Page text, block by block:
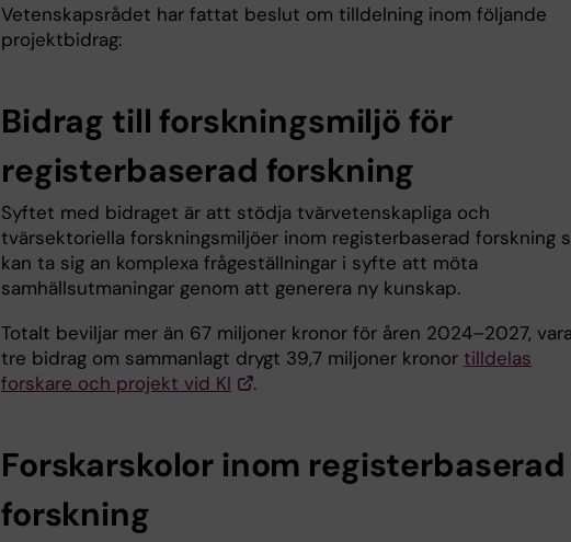
Vetenskapsrådet har fattat beslut om tilldelning inom följande
projektbidrag:
Bidrag till forskningsmiljö för
registerbaserad forskning
Syftet med bidraget är att stödja tvärvetenskapliga och
tvärsektoriella forskningsmiljöer inom registerbaserad forskning
kan ta sig an komplexa frågeställningar i syfte att möta
samhällsutmaningar genom att generera ny kunskap.
Totalt beviljar mer än 67 miljoner kronor för åren 2024–2027,
tre bidrag om sammanlagt drygt 39,7 miljoner kronor tilldelas
forskare och projekt vid KI
.
Forskarskolor inom registerbaserad
forskning